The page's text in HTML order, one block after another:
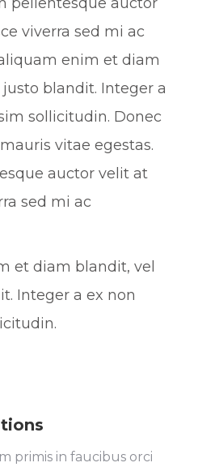
viverra sed mi ac
enim et diam
blandit. Integer a
sollicitudin. Donec
vitae egestas.
auctor velit at
sed mi ac
et diam blandit, vel
Integer a ex non
primis in faucibus orci